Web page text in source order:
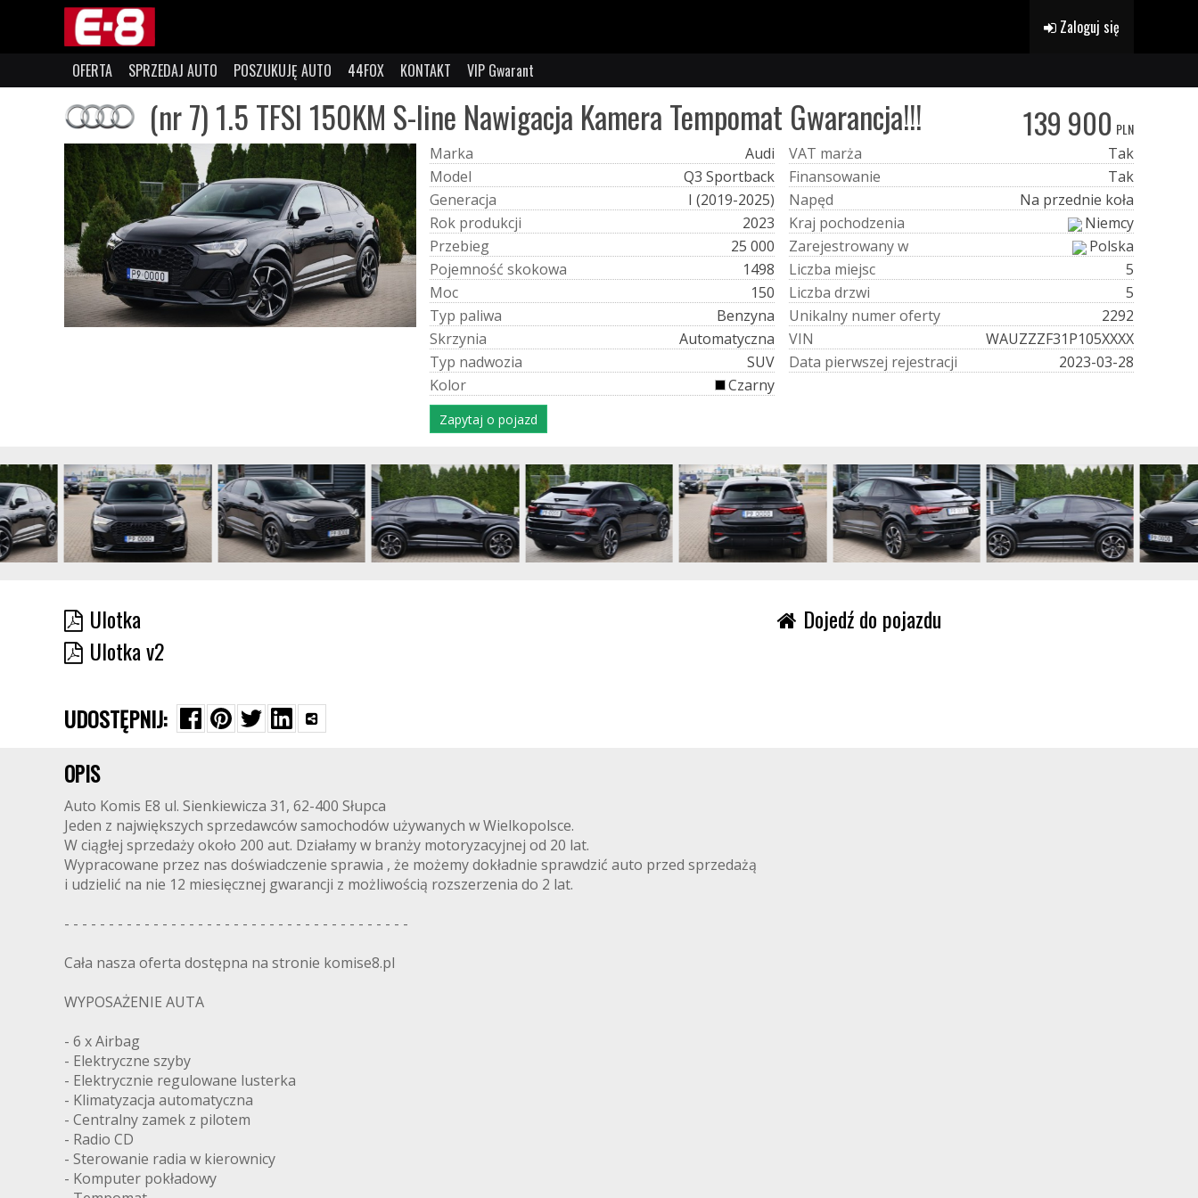
Zaloguj się
OFERTA SPRZEDAJ AUTO POSZUKUJĘ AUTO 44FOX KONTAKT VIP Gwarant
(nr 7) 1.5 TFSI 150KM S-line Nawigacja Kamera Tempomat Gwarancja!!! 139 900 PLN
Marka
Audi
Model
Q3 Sportback
Generacja
I (2019-2025)
Rok produkcji
2023
Przebieg
25 000
Pojemność skokowa
1498
Moc
150
Typ paliwa
Benzyna
Skrzynia
Automatyczna
Typ nadwozia
SUV
Kolor Czarny
VAT marża
Tak
Finansowanie
Tak
Napęd
Na przednie koła
Kraj pochodzenia
Niemcy
Zarejestrowanyw
Polska
Liczba miejsc
5
Liczba drzwi
5
Unikalny numeroferty
2292
VIN
WAUZZZF31P105XXXX
Data pierwszej rejestracji 2023-03-28
Zapytaj o pojazd
Ulotka
Ulotka v2
Dojedź do pojazdu
UDOSTĘPNIJ:
OPIS
Auto Komis E8 ul. Sienkiewicza 31, 62-400 Słupca
Jeden z największych sprzedawców samochodów używanych w Wielkopolsce.
W ciągłej sprzedaży około 200 aut. Działamy w branży motoryzacyjnej od 20 lat.
Wypracowane przez nas doświadczenie sprawia , że możemy dokładnie sprawdzić auto przed sprzedażą
i udzielić na nie 12 miesięcznej gwarancji z możliwością rozszerzenia do 2 lat.
- - - - - - - - - - - - - - - - - - - - - - - - - - - - - - - - - - - - - - -
Cała nasza oferta dostępna na stronie komise8.pl
WYPOSAŻENIE AUTA
- 6 x Airbag
- Elektryczne szyby
- Elektrycznie regulowane lusterka
- Klimatyzacja automatyczna
- Centralny zamek z pilotem
- Radio CD
- Sterowanie radia w kierownicy
- Komputer pokładowy